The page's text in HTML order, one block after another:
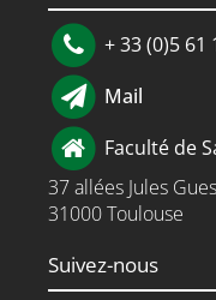
+ 33 (0)5 61
Mail
Faculté de
37 allées Jules
31000 Toulouse
Suivez-nous